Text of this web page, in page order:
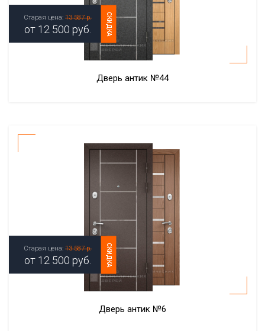
СКИДКА
Старая цена: 13 587 р.
от 12 500 руб.
Дверь антик №44
СКИДКА
Старая цена: 13 587 р.
от 12 500 руб.
Дверь антик №6